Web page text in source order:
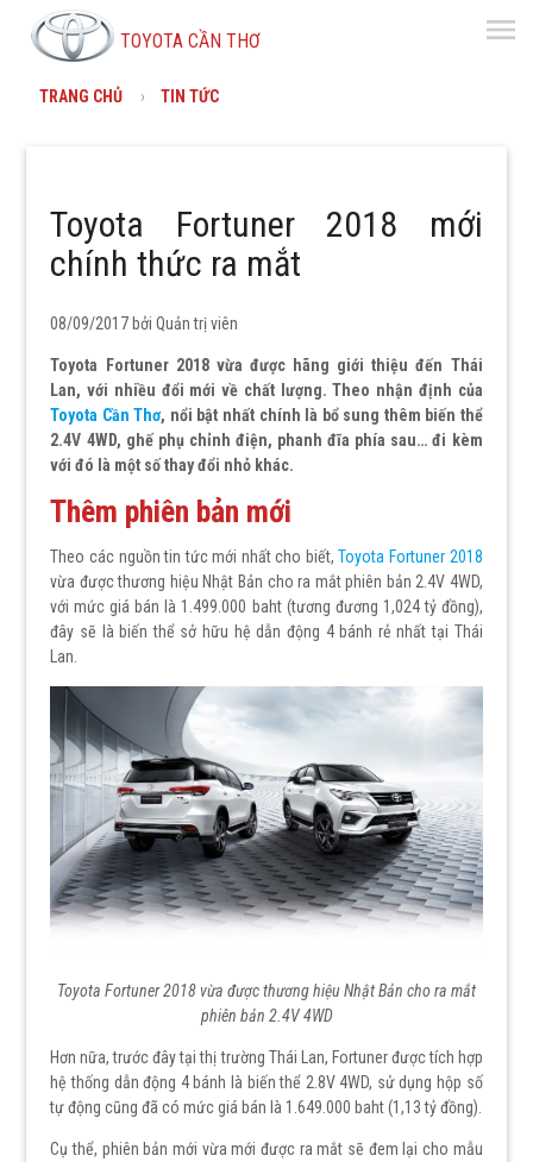
TOYOTA CẦN THƠ menu
TRANG CHỦ TIN TỨC
Toyota Fortuner 2018 mới
chính thức ra mắt
08/09/2017 bởiQuản trị viên
Toyota Fortuner 2018 vừa được hãng giới thiệu đến Thái
Lan, với nhiều đổi mới về chất lượng. Theo nhận định của
Toyota Cần Thơ, nổi bật nhất chính là bổ sung thêm biến thể
2.4V 4WD, ghế phụ chỉnh điện, phanh đĩa phía sau… đi kèm
với đó là một số thay đổi nhỏ khác.
Thêm phiên bản mới
Theo các nguồn tin tức mới nhất cho biết,Toyota Fortuner 2018
vừa được thương hiệu Nhật Bản cho ra mắt phiên bản 2.4V 4WD,
với mức giá bán là 1.499.000 baht (tương đương 1,024 tỷ đồng),
đây sẽ là biến thể sở hữu hệ dẫn động 4 bánh rẻ nhất tại Thái
Lan.
Toyota Fortuner 2018 vừa được thương hiệu Nhật Bản cho ra mắt
phiên bản 2.4V 4WD
Hơn nữa, trước đây tại thị trường Thái Lan, Fortuner được tích hợp
hệ thống dẫn động 4 bánh là biến thể 2.8V 4WD, sử dụng hộp số
tự động cũng đã có mức giá bán là 1.649.000 baht (1,13 tỷ đồng).
Cụ thể, phiên bản mới vừa mới được ra mắt sẽ đem lại cho mẫu